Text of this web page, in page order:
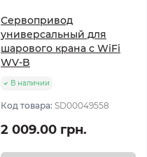
Сервопривод
универсальный для
шарового крана с WiFi
WV-B
В наличии
Код товара: SD00049558
2 009.00 грн.